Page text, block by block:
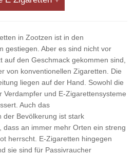
in Zootzen ist in den
gestiegen. Aber es sind nicht vor
auf den Geschmack gekommen sind,
von konventionellen Zigaretten. Die
liegen auf der Hand. Sowohl die
Verdampfer und E-Zigarettensysteme
Auch das
der Bevölkerung ist stark
dass an immer mehr Orten ein streng
herrscht. E-Zigaretten hingegen
sie sind für Passivraucher